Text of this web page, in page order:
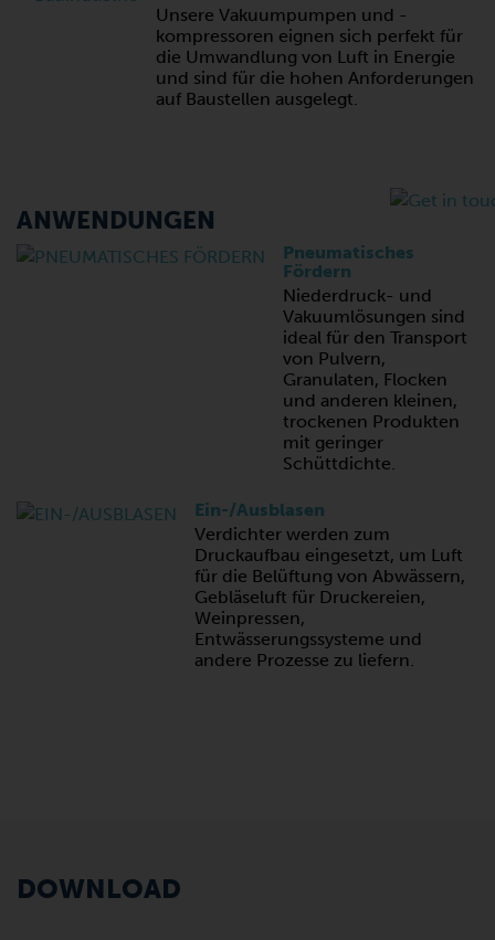
Unsere Vakuumpumpen und -
kompressoren eignen sich perfekt für
die Umwandlung von Luft in Energie
und sind für die hohen Anforderungen
auf Baustellen ausgelegt.
ANWENDUNGEN
Pneumatisches
Fördern
Niederdruck- und
Vakuumlösungen sind
ideal für den Transport
von Pulvern,
Granulaten, Flocken
und anderen kleinen,
trockenen Produkten
mit geringer
Schüttdichte.
Ein-/Ausblasen
Verdichter werden zum
Druckaufbau eingesetzt, um Luft
für die Belüftung von Abwässern,
Gebläseluft für Druckereien,
Weinpressen,
Entwässerungssysteme und
andere Prozesse zu liefern.
DOWNLOAD